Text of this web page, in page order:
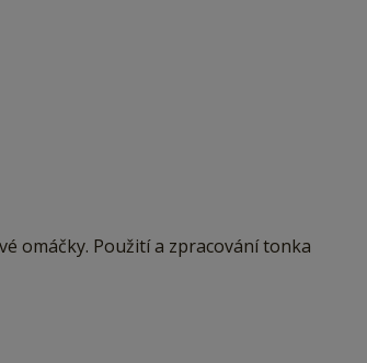
omáčky. Použití a zpracování tonka